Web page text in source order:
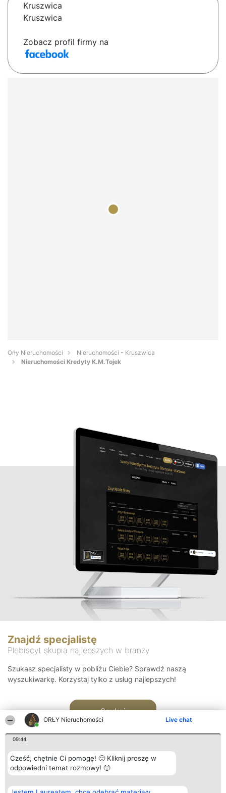
ORŁY Nieruchomości Live chat
09:44
Cześć, chętnie Ci pomogę! 🙂 Kliknij proszę w
odpowiedni temat rozmowy! 🙂
Kruszwica
Kruszwica
Zobacz profil firmy na
Orły Nieruchomości
Nieruchomości - Kruszwica
Nieruchomości Kredyty K.M.Tojek
Znajdź specjalistę
Plebiscyt skupia najlepszych w branży
Szukasz specjalisty w pobliżu Ciebie? Sprawdź naszą
wyszukiwarkę. Korzystaj tylko z usług najlepszych!
Szukaj
Organizator plebiscytu Plebiscyt Kontakt